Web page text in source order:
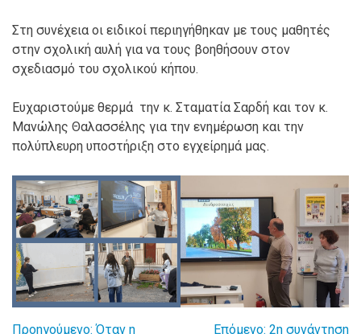
Στη συνέχεια οι ειδικοί περιηγήθηκαν με τους μαθητές
στην σχολική αυλή για να τους βοηθήσουν στον
σχεδιασμό του σχολικού κήπου.
Ευχαριστούμε θερμά την κ. Σταματία Σαρδή και τον κ.
Μανώλης Θαλασσέλης για την ενημέρωση και την
πολύπλευρη υποστήριξη στο εγχείρημά μας.
Προηγούμενο: Όταν η
Επόμενο: 2η συνάντηση